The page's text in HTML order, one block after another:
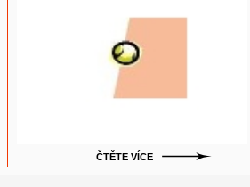
ČTĚTE VÍCE